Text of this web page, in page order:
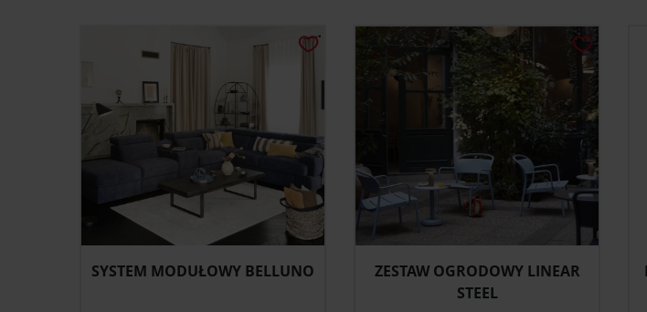
SYSTEM MODUŁOWY BELLUNO
ZESTAW OGRODOWY LINEAR
STEEL